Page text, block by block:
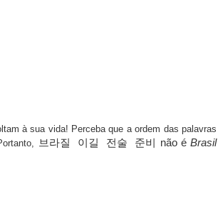
à sua vida! Perceba que a ordem das palavras
브라질 이길 전술 준비 não éBrasil